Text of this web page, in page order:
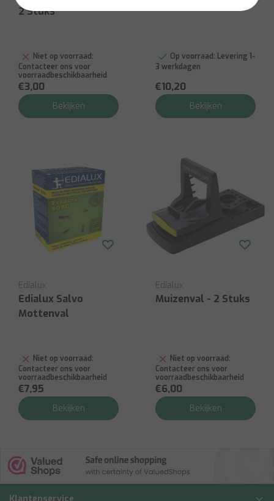
2 Stuks
Niet op voorraad:
Contacteer ons voor
voorraadbeschikbaarheid
€3,00
Bekijken
Op voorraad: Levering 1-
3 werkdagen
€10,20
Bekijken
Edialux
Edialux Salvo
Mottenval
Niet op voorraad:
Contacteer ons voor
voorraadbeschikbaarheid
€7,95
Bekijken
Edialux
Muizenval - 2 Stuks
Niet op voorraad:
Contacteer ons voor
voorraadbeschikbaarheid
€6,00
Bekijken
Klantenservice